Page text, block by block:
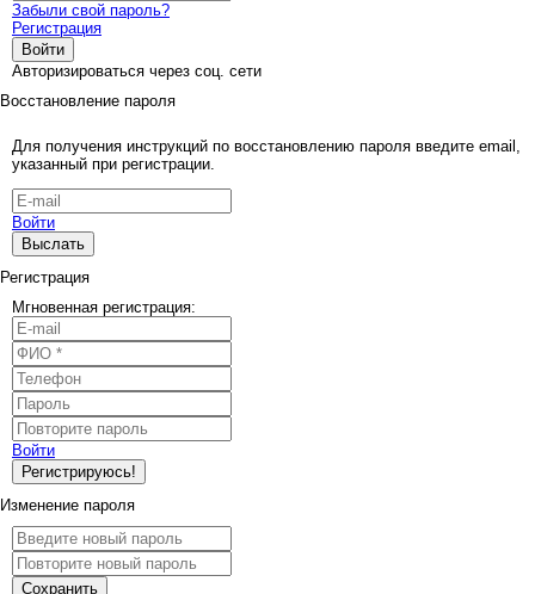
Забыли свой пароль?
Регистрация
Войти
Авторизироваться через соц. сети
Восстановление пароля
Для получения инструкций по восстановлению пароля введите email,
указанный при регистрации.
Войти
Выслать
Регистрация
Мгновенная регистрация:
Войти
Регистрируюсь!
Изменение пароля
Сохранить